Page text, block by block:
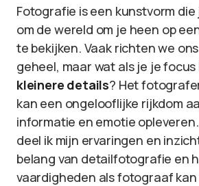
Fotografie is een kunstvorm
om de wereld om je heen op
te bekijken. Vaak richten we
geheel, maar wat als je je focus
kleinere details? Het
kan een ongelooflijke rijkdom
informatie en emotie
deel ik mijn ervaringen en
belang van detailfotografie en
vaardigheden als fotograaf